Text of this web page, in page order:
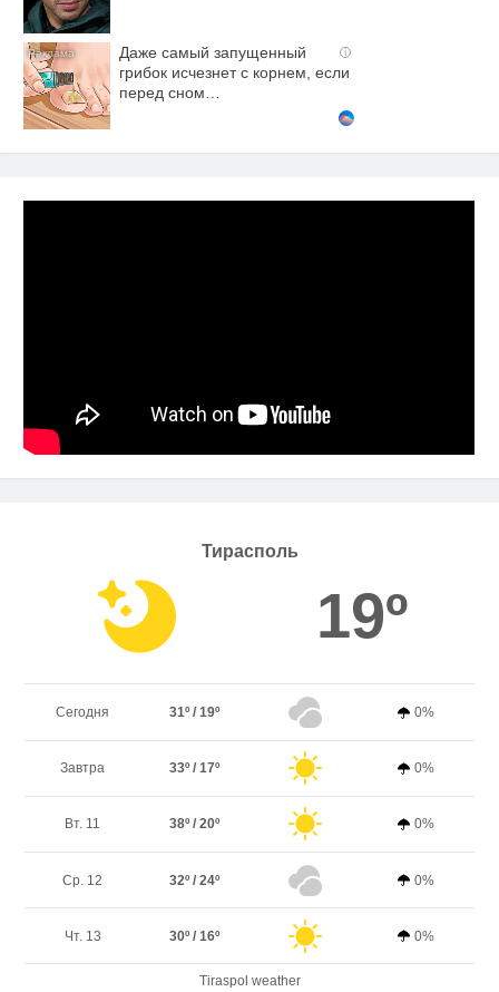
i
Даже самый запущенный
грибок исчезнет с корнем, если
перед сном…
Тирасполь
19º
Сегодня 31º / 19º 0%
Завтра 33º / 17º 0%
Вт. 11 38º / 20º 0%
Ср. 12 32º / 24º 0%
Чт. 13 30º / 16º 0%
Tiraspol weather